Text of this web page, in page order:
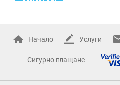
Начало Услуги
Сигурно плащане